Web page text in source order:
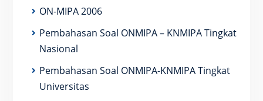
ON-MIPA 2006
Pembahasan Soal ONMIPA – KNMIPA Tingkat
Nasional
Pembahasan Soal ONMIPA-KNMIPA Tingkat
Universitas